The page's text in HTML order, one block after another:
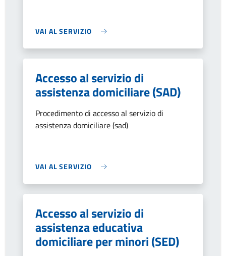
VAI AL SERVIZIO
Accesso al servizio di
assistenza domiciliare (SAD)
Procedimento di accesso al servizio di
assistenza domiciliare (sad)
VAI AL SERVIZIO
Accesso al servizio di
assistenza educativa
domiciliare per minori (SED)